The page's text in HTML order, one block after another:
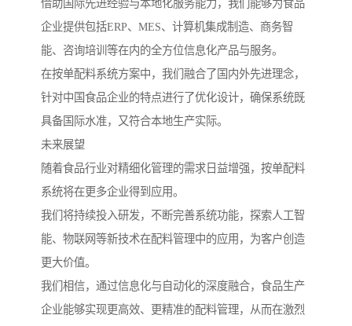
借助国际先进经验与本地化服务能力，我们能够为食品
企业提供包括ERP、MES、计算机集成制造、商务智
能、咨询培训等在内的全方位信息化产品与服务。
在按单配料系统方案中，我们融合了国内外先进理念，
针对中国食品企业的特点进行了优化设计，确保系统既
具备国际水准，又符合本地生产实际。
未来展望
随着食品行业对精细化管理的需求日益增强，按单配料
系统将在更多企业得到应用。
我们将持续投入研发，不断完善系统功能，探索人工智
能、物联网等新技术在配料管理中的应用，为客户创造
更大价值。
我们相信，通过信息化与自动化的深度融合，食品生产
企业能够实现更高效、更精准的配料管理，从而在激烈